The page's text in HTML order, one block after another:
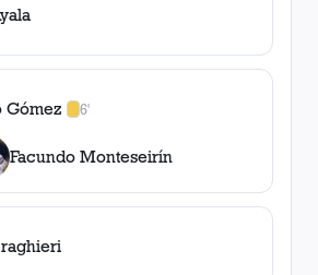
Gómez 6'
1amarilla
Facundo Monteseirín